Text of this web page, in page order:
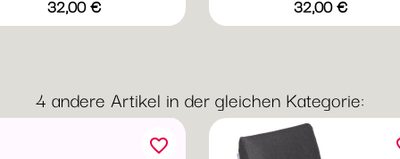
32,00 €
Acapulcoblau
Anthrazit
HonigKaktus Lehmgrau 32,00 €
Acapulcoblau
Anthrazit
HonigKaktus
4 andere Artikel in der gleichen Kategorie:
favorite_border